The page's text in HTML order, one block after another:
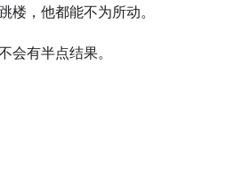
楼，他都能不为所动。
会有半点结果。